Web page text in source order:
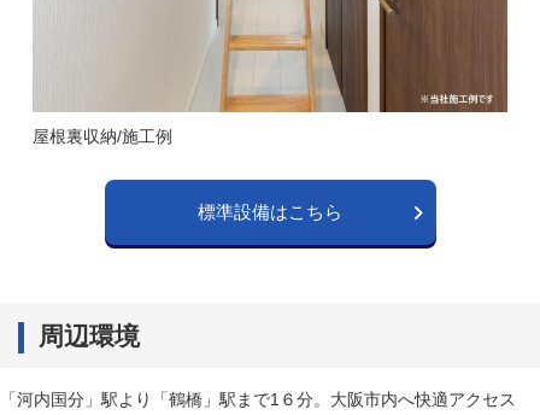
屋根裏収納/施工例
標準設備はこちら
周辺環境
「河内国分」駅より「鶴橋」駅まで1６分。大阪市内へ快適アクセス